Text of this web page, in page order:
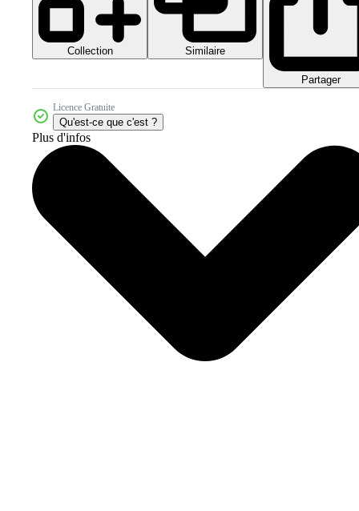
Collection Similaire
Partager
Licence Gratuite
Qu'est-ce que c'est ?
Plus d'infos